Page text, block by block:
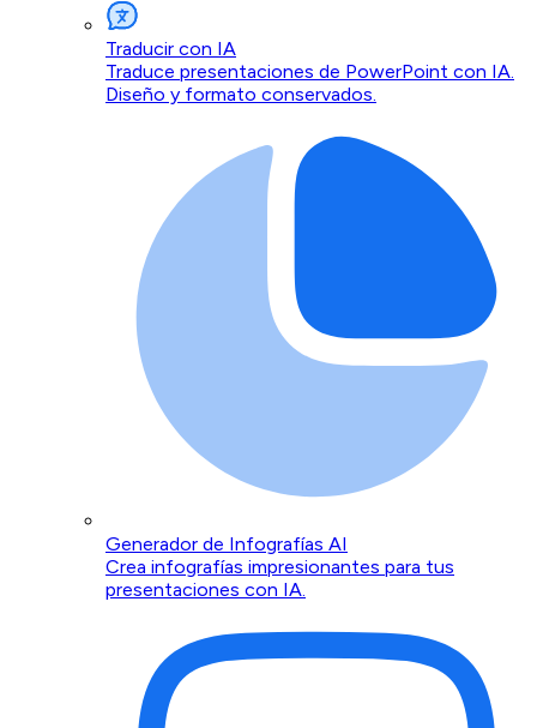
Traducir con IA
Traduce presentaciones de PowerPoint con IA.
Diseño y formato conservados.
Generador de Infografías AI
Crea infografías impresionantes para tus
presentaciones con IA.